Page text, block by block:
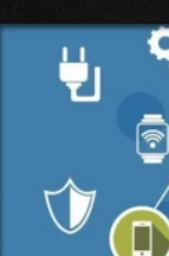
de internet
internet se